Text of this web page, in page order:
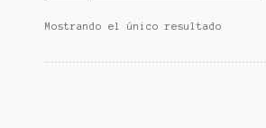
Mostrando el único resultado